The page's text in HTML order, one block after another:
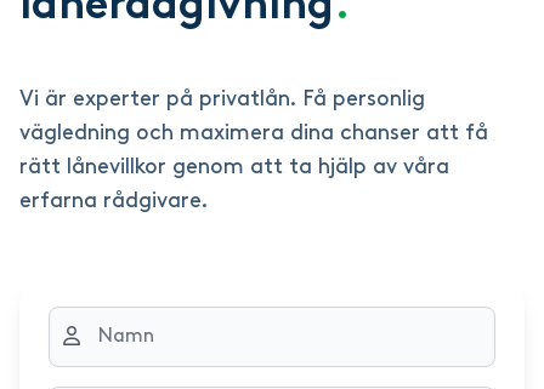
Vi är experter på privatlån. Få personlig
vägledning och maximera dina chanser att få
rätt lånevillkor genom att ta hjälp av våra
erfarna rådgivare.